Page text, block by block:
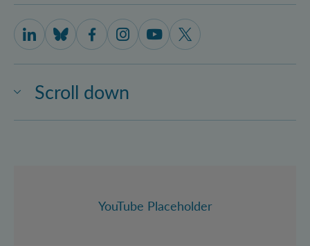
Scroll down
IQOQI Vienna on LinkedIn
IQOQI Vienna on Bluesky
IQOQI Vienna on Facebook
IQOQI Vienna on Instagram
IQOQI Vienna on Youtube
IQOQI Vienna on X
YouTube Placeholder